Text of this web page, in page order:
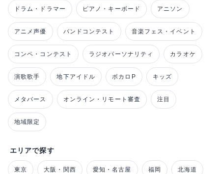
ドラム・ドラマー ピアノ・キーボード アニソン
アニメ声優 バンドコンテスト 音楽フェス・イベント
コンペ・コンテスト ラジオパーソナリティ カラオケ
演歌歌手 地下アイドル ボカロP キッズ
メタバース オンライン・リモート審査 注目
地域限定
エリアで探す
東京 大阪・関西 愛知・名古屋 福岡 北海道